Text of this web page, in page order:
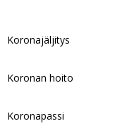
Koronajäljitys
Koronan hoito
Koronapassi